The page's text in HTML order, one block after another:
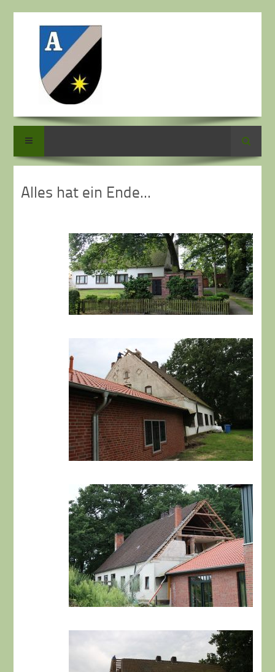
Suche
Alles hat ein Ende...